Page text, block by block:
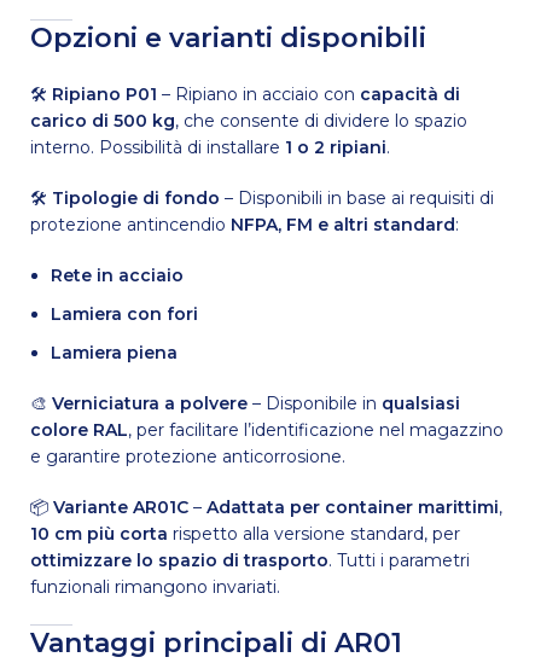
Opzioni e varianti disponibili
🛠 Ripiano P01 – Ripiano in acciaio con capacità di
carico di 500 kg, che consente di dividere lo spazio
interno. Possibilità di installare 1 o 2 ripiani.
🛠 Tipologie di fondo – Disponibili in base ai requisiti di
protezione antincendio NFPA, FM e altri standard:
Rete in acciaio
Lamiera con fori
Lamiera piena
🎨Verniciatura a polvere – Disponibile in qualsiasi
colore RAL, per facilitare l’identificazione nel magazzino
e garantire protezione anticorrosione.
📦Variante AR01C –Adattata per container marittimi,
10 cm più corta rispetto alla versione standard, per
ottimizzare lo spazio di trasporto. Tutti i parametri
funzionali rimangono invariati.
Vantaggi principali di AR01